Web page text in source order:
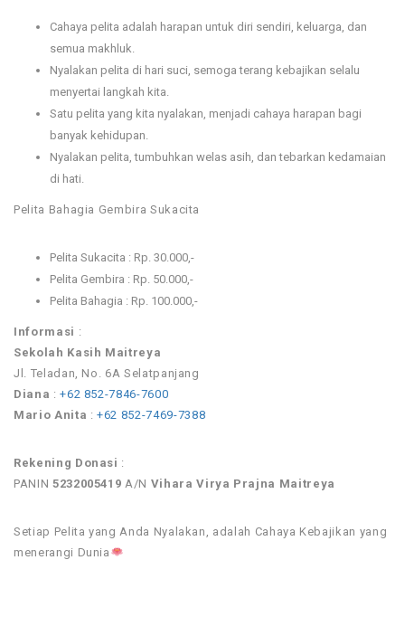
Cahaya pelita adalah harapan untuk diri sendiri, keluarga, dan
semua makhluk.
Nyalakan pelita di hari suci, semoga terang kebajikan selalu
menyertai langkah kita.
Satu pelita yang kita nyalakan, menjadi cahaya harapan bagi
banyak kehidupan.
Nyalakan pelita, tumbuhkan welas asih, dan tebarkan kedamaian
di hati.
Pelita Bahagia Gembira Sukacita
Pelita Sukacita : Rp. 30.000,-
Pelita Gembira : Rp. 50.000,-
Pelita Bahagia : Rp. 100.000,-
Informasi :
Sekolah Kasih Maitreya
Jl. Teladan, No. 6A Selatpanjang
Diana :+62 852-7846-7600
Mario Anita :+62 852-7469-7388
Rekening Donasi :
PANIN 5232005419 A/N Vihara Virya Prajna Maitreya
Setiap Pelita yang Anda Nyalakan, adalah Cahaya Kebajikan yang
menerangi Dunia